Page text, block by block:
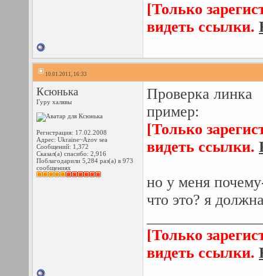
[Только
видеть ссылки.
10.01.2011, 16:33
Ксюнька
Гуру халявы
Регистрация: 17.02.2008
Адрес: Ukraine~Azov sea
Сообщений: 1,372
Сказал(а) спасибо: 2,916
Поблагодарили 5,284 раз(а) в 973
сообщениях
Проверка линка
пример:
[Только
видеть ссылки.
но у меня
что это? я
[Только
видеть ссылки.